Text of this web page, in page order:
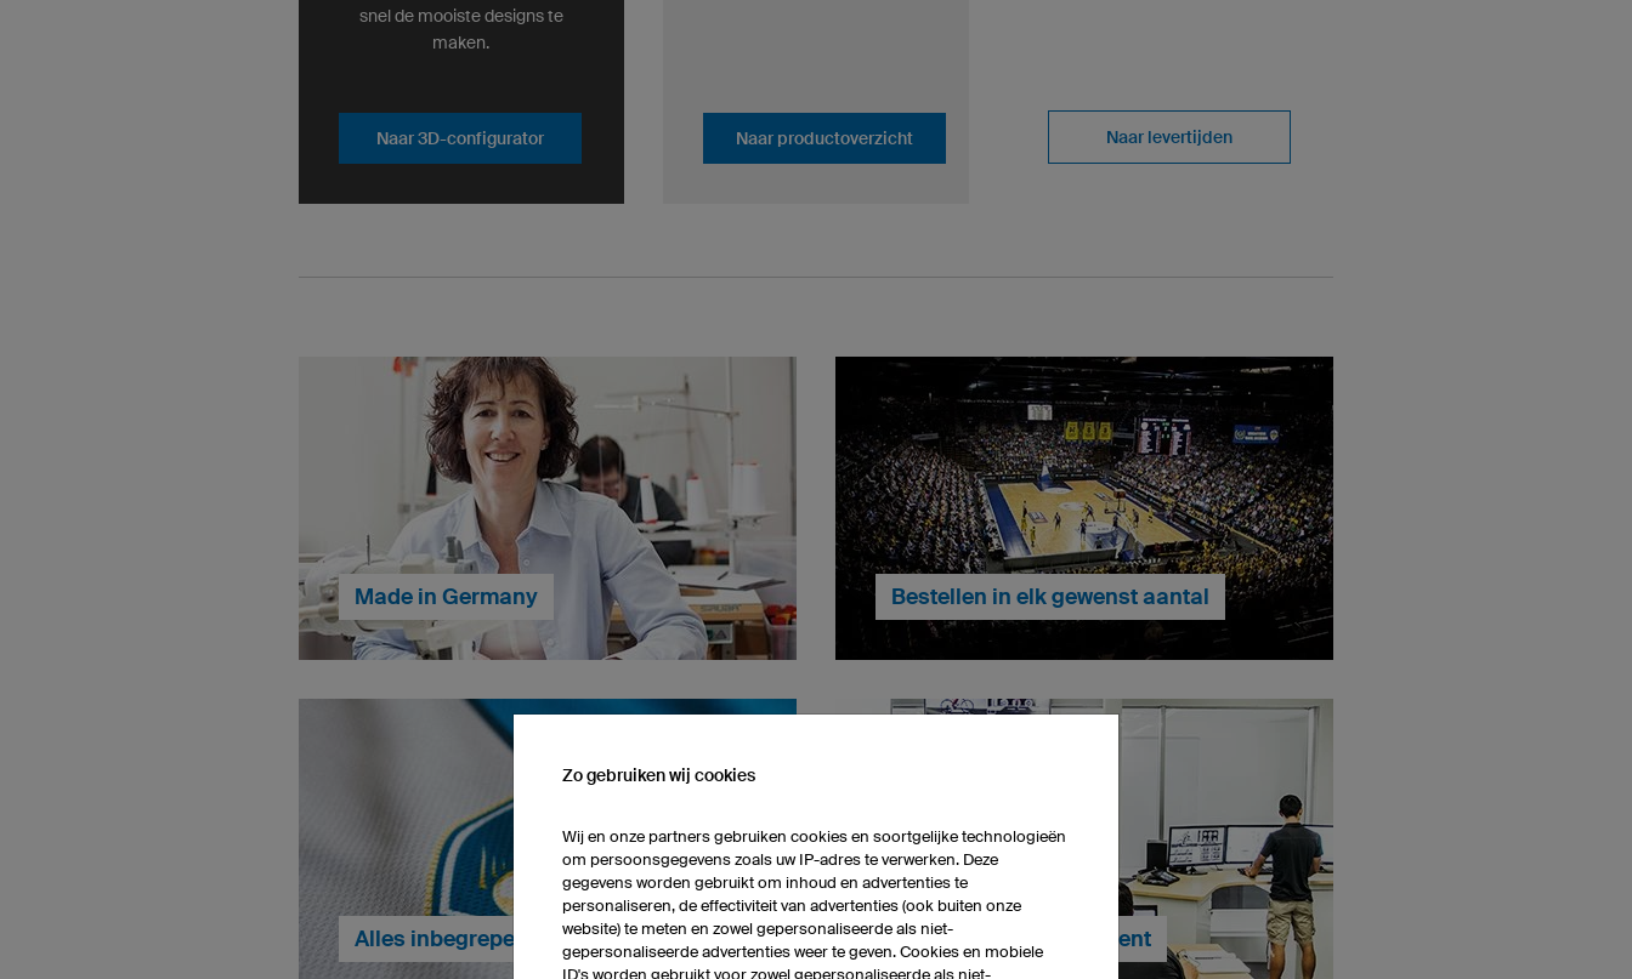
snel de mooiste designs te
maken.
Naar 3D-configurator Naar productoverzicht Naar levertijden
Made in Germany
We produceren onze handbalshirts uitsluitend in
Duitsland. Zo kunnen we zeker zijn dat onze klanten de
hoogste kwaliteit krijgen en onze werkwernemers
onder de beste werkomstandigheden hun werk
kunnen doen.
Bestellen in elk gewenst aantal
productiefaciliteiten in Duitsland zal je handbalkleding
altijd volgens afspraak worden geleverd.
... verder naar Bestellen in elk gewenst aantal
Alles inbegrepen Research & Development
Zo gebruiken wij cookies
Wij en onze partners gebruiken cookies en soortgelijke technologieën
om persoonsgegevens zoals uw IP-adres te verwerken. Deze
gegevens worden gebruikt om inhoud en advertenties te
personaliseren, de effectiviteit van advertenties (ook buiten onze
website) te meten en zowel gepersonaliseerde als niet-
gepersonaliseerde advertenties weer te geven. Cookies en mobiele
ID's worden gebruikt voor zowel gepersonaliseerde als niet-